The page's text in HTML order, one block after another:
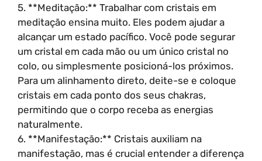
5. **Meditação:** Trabalhar com cristais em
meditação ensina muito. Eles podem ajudar a
alcançar um estado pacífico. Você pode segurar
um cristal em cada mão ou um único cristal no
colo, ou simplesmente posicioná-los próximos.
Para um alinhamento direto, deite-se e coloque
cristais em cada ponto dos seus chakras,
permitindo que o corpo receba as energias
naturalmente.
6. **Manifestação:** Cristais auxiliam na
manifestação, mas é crucial entender a diferença